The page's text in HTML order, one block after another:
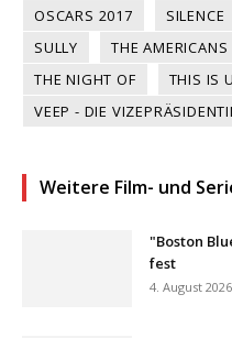
OSCARS 2017
SILENCE
SULLY
THE AMERICANS
THE NIGHT OF
THIS IS
VEEP - DIE
Weitere Film- und
"Boston
fest
4. August 2026